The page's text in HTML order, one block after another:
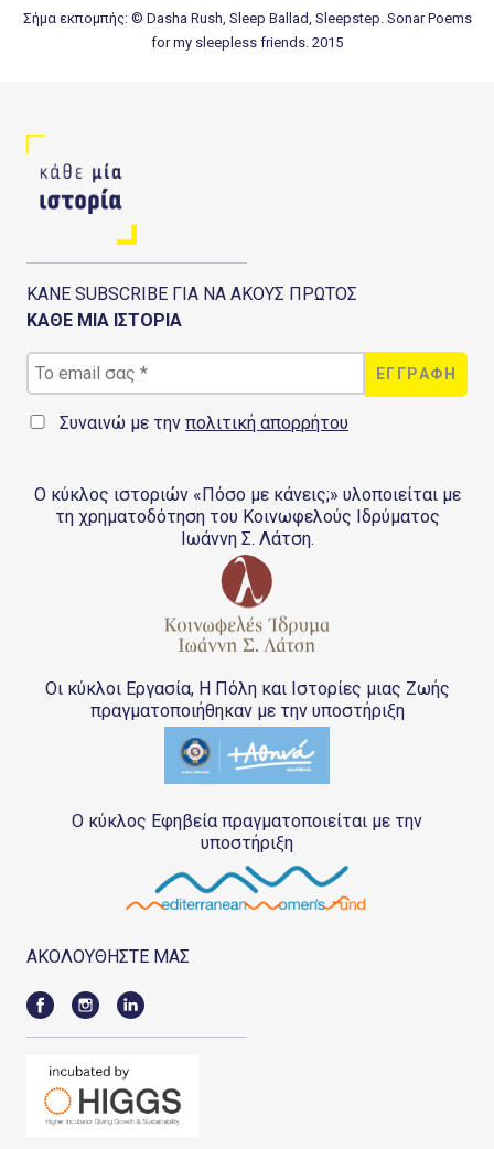
Σήμα εκπομπής: © Dasha Rush, Sleep Ballad, Sleepstep. Sonar Poems
for my sleepless friends. 2015
ΚΑΝΕ SUBSCRIBE ΓΙΑ ΝΑ ΑΚΟΥΣ ΠΡΩΤΟΣ
ΚΑΘΕ ΜΙΑ ΙΣΤΟΡΙΑ
Συναινώ με την πολιτική απορρήτου
Ο κύκλος ιστοριών «Πόσο με κάνεις;» υλοποιείται με
τη χρηματοδότηση του Κοινωφελούς Ιδρύματος
Ιωάννη Σ. Λάτση.
Οι κύκλοι Εργασία, Η Πόλη και Ιστορίες μιας Ζωής
πραγματοποιήθηκαν με την υποστήριξη
Ο κύκλος Εφηβεία πραγματοποιείται με την
υποστήριξη
ΑΚΟΛΟΥΘΗΣΤΕ ΜΑΣ